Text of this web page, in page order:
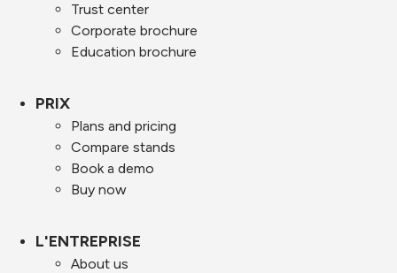
Trust center
Corporate brochure
Education brochure
PRIX
Plans and pricing
Compare stands
Book a demo
Buy now
L'ENTREPRISE
About us